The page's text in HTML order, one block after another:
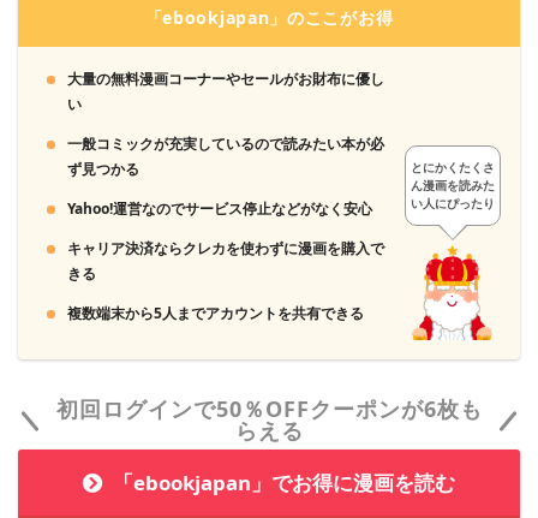
3
ポイントを獲得し、好きな漫画を購入します
解約完了です
「まんが王国」は月額コース以外は都度課金なので、アカウ
ントを削除しなくても勝手にお金が引き落とされる心配はあ
＞＞「まんが王国」に会員登録する
「ebookjapan」のここがお得
大量の無料漫画コーナーやセールがお財布に優し
い
一般コミックが充実しているので読みたい本が必
ず見つかる
Yahoo!運営なのでサービス停止などがなく安心
キャリア決済ならクレカを使わずに漫画を購入で
きる
複数端末から5人までアカウントを共有できる
とにかくたくさ
ん漫画を読みた
い人にぴったり
初回ログインで50％OFFクーポンが6枚も
らえる
「ebookjapan」でお得に漫画を読む